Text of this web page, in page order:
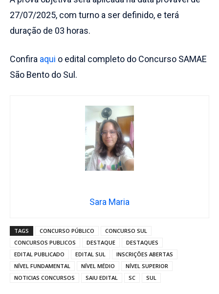
27/07/2025, com turno a ser definido, e terá
duração de 03 horas.
Confira aqui o edital completo do Concurso SAMAE
São Bento do Sul.
Sara Maria
TAGS CONCURSO PÚBLICO
CONCURSO SUL
CONCURSOS PUBLICOS
DESTAQUE
DESTAQUES
EDITAL PUBLICADO
EDITAL SUL
INSCRIÇÕES ABERTAS
NÍVEL FUNDAMENTAL
NÍVEL MÉDIO
NÍVEL SUPERIOR
NOTICIAS CONCURSOS
SAIU EDITAL SC SUL